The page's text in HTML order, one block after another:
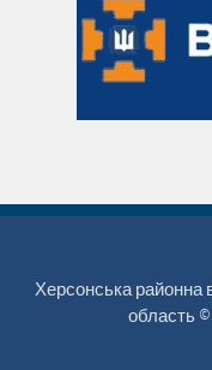
Херсонська районна
область ©